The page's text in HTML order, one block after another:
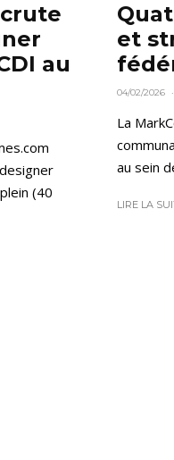
au
(40
et
04/02/2026 ·
La
au sein
LIRE LA